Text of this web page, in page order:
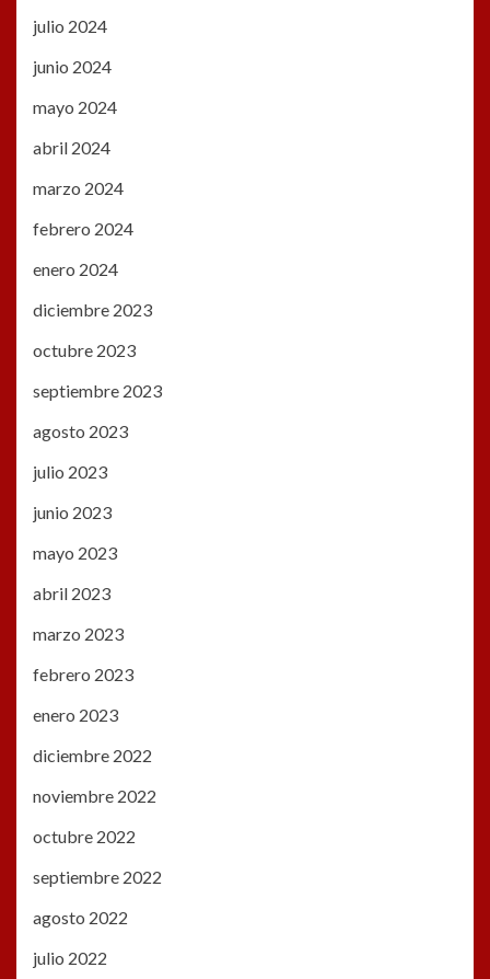
julio 2024
junio 2024
mayo 2024
abril 2024
marzo 2024
febrero 2024
enero 2024
diciembre 2023
octubre 2023
septiembre 2023
agosto 2023
julio 2023
junio 2023
mayo 2023
abril 2023
marzo 2023
febrero 2023
enero 2023
diciembre 2022
noviembre 2022
octubre 2022
septiembre 2022
agosto 2022
julio 2022